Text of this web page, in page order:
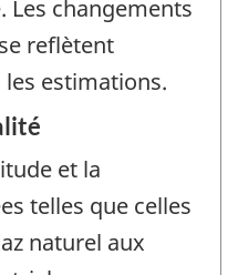
Les changements
reflètent
estimations.
et la
telles que celles
naturel aux